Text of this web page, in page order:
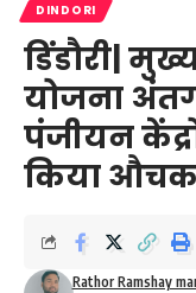
DINDORI
डिंडौरी|
योजना
पंजीयन
किया औचक
Rathor Ramshay